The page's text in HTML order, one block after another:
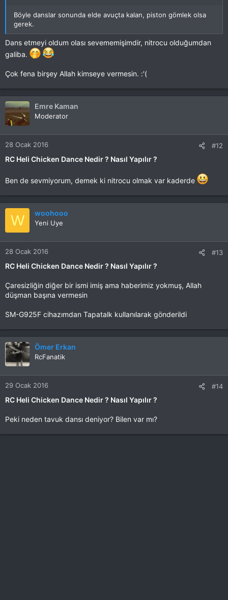
Böyle danslar sonunda elde avuçta kalan, piston gömlek olsa
gerek.
Dans etmeyi oldum olası sevememişimdir, nitrocu olduğumdan
galiba.
Çok fena birşey Allah kimseye vermesin. :'(
Emre Kaman
Moderator
28 Ocak 2016 #12
RC Heli Chicken Dance Nedir ? Nasıl Yapılır ?
Ben de sevmiyorum, demek ki nitrocu olmak var kaderde
W woohooo
Yeni Uye
28 Ocak 2016 #13
RC Heli Chicken Dance Nedir ? Nasıl Yapılır ?
Çaresizliğin diğer bir ismi imiş ama haberimiz yokmuş, Allah
düşman başına vermesin
SM-G925F cihazımdan Tapatalk kullanılarak gönderildi
Ömer Erkan
RcFanatik
29 Ocak 2016 #14
RC Heli Chicken Dance Nedir ? Nasıl Yapılır ?
Peki neden tavuk dansı deniyor? Bilen var mı?